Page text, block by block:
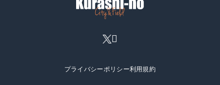
プライバシーポリシー利用規約